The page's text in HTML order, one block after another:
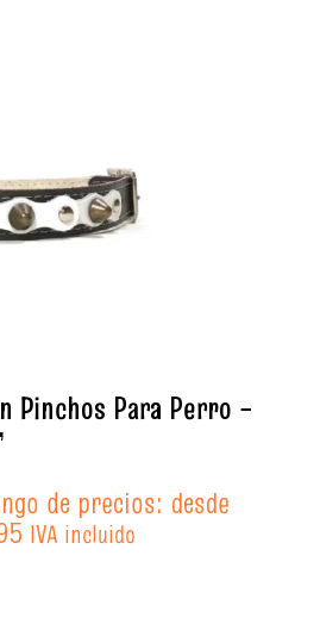
Pinchos Para Perro –
de precios: desde
IVA incluido